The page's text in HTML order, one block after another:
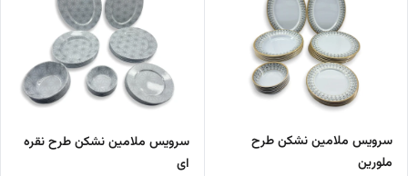
سرویس ملامین نشکن طرح
ملورین
سرویس ملامین نشکن طرح نقره
ای